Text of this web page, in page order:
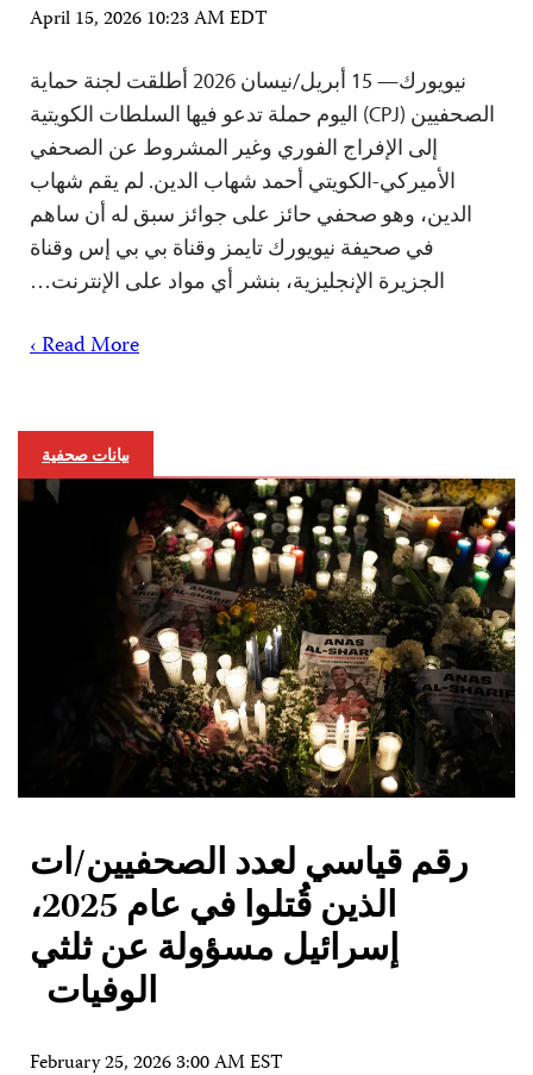
April 15, 2026 10:23 AM EDT
نيويورك— 15 أبريل/نيسان 2026 أطلقت لجنة حماية
الصحفيين (CPJ) اليوم حملة تدعو فيها السلطات الكويتية
إلى الإفراج الفوري وغير المشروط عن الصحفي
الأميركي-الكويتي أحمد شهاب الدين. لم يقم شهاب
الدين، وهو صحفي حائز على جوائز سبق له أن ساهم
في صحيفة نيويورك تايمز وقناة بي بي إس وقناة
الجزيرة الإنجليزية، بنشر أي مواد على الإنترنت…
Read More ›
بيانات صحفية
رقم قياسي لعدد الصحفيين/ات
الذين قُتلوا في عام 2025،
إسرائيل مسؤولة عن ثلثي
الوفيات
February 25, 2026 3:00 AM EST